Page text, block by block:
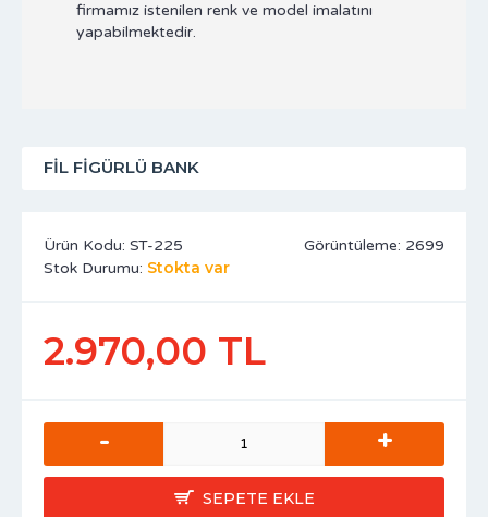
firmamız istenilen renk ve model imalatını
yapabilmektedir.
FIL FIGÜRLÜ BANK
Görüntüleme: 2699
Ürün Kodu: ST-225
Stok Durumu: Stokta var
2.970,00 TL
- +
SEPETE EKLE